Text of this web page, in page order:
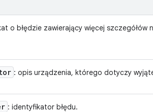
o błędzie zawierający więcej szczegółów
: opis urządzenia, którego dotyczy
: identyfikator błędu.